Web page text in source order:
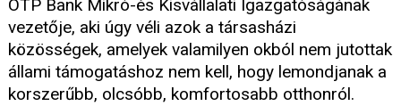
OTP Bank Mikró-és Kisvállalati Igazgatóságának
vezetője, aki úgy véli azok a társasházi
közösségek, amelyek valamilyen okból nem jutottak
állami támogatáshoz nem kell, hogy lemondjanak a
korszerűbb, olcsóbb, komfortosabb otthonról.